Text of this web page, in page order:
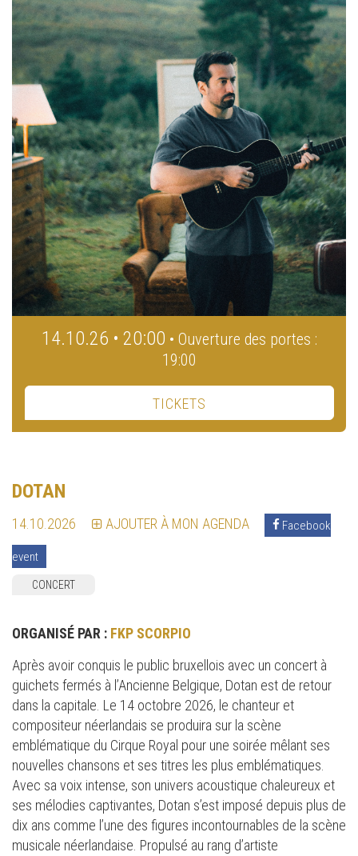
14.10.26 • 20:00 • Ouverture des portes :
19:00
TICKETS
DOTAN
14.10.2026 AJOUTER À MON AGENDA Facebook
event
CONCERT
ORGANISÉ PAR : FKP SCORPIO
Après avoir conquis le public bruxellois avec un concert à
guichets fermés à l’Ancienne Belgique, Dotan est de retour
dans la capitale. Le 14 octobre 2026, le chanteur et
compositeur néerlandais se produira sur la scène
emblématique du Cirque Royal pour une soirée mêlant ses
nouvelles chansons et ses titres les plus emblématiques.
Avec sa voix intense, son univers acoustique chaleureux et
ses mélodies captivantes, Dotan s’est imposé depuis plus de
dix ans comme l’une des figures incontournables de la scène
musicale néerlandaise. Propulsé au rang d’artiste